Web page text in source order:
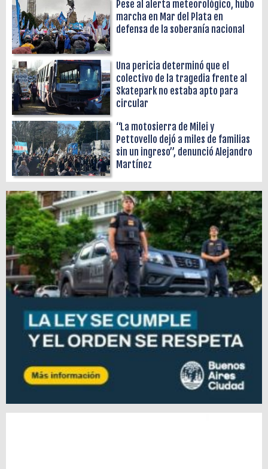
Pese al alerta meteorológico, hubo
marcha en Mar del Plata en
defensa de la soberanía nacional
Una pericia determinó que el
colectivo de la tragedia frente al
Skatepark no estaba apto para
circular
“La motosierra de Milei y
Pettovello dejó a miles de familias
sin un ingreso”, denunció Alejandro
Martínez